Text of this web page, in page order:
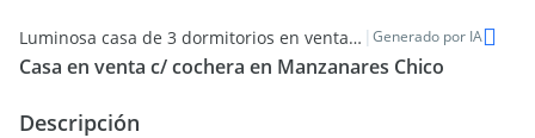
Luminosa casa de 3 dormitorios en venta - Manzanares | Generado por IA
Casa en venta c/ cochera en Manzanares Chico
Descripción